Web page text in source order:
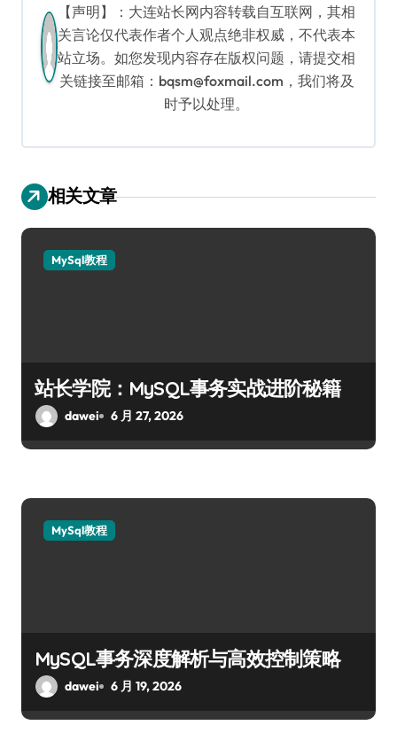
【声明】：大连站长网内容转载自互联网，其相
关言论仅代表作者个人观点绝非权威，不代表本
站立场。如您发现内容存在版权问题，请提交相
关链接至邮箱：bqsm@foxmail.com，我们将及
时予以处理。
相关文章
MySql教程
站长学院：MySQL事务实战进阶秘籍
dawei 6 月 27, 2026
MySql教程
MySQL事务深度解析与高效控制策略
dawei 6 月 19, 2026